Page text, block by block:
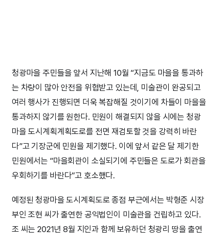
청광마을 주민들을 앞서 지난해 10월 “지금도 마을을 통과하
는 차량이 많아 안전을 위협받고 있는데, 미술관이 완공되고
여러 행사가 진행되면 더욱 복잡해질 것이기에 차들이 마을을
통과하지 않기를 원한다. 민원이 해결되지 않을 시에는 청광
마을 도시계획계획도로를 전면 재검토할 것을 강력히 바란
다”고 기장군에 민원을 제기했다. 이에 앞서 같은 달 제기한
민원에서는 “마을회관이 소실되기에 주민들은 도로가 회관을
우회하기를 바란다”고 호소했다.
예정된 청광마을 도시계획도로 종점 부근에서는 박형준 시장
부인 조현 씨가 출연한 공익법인이 미술관을 건립하고 있다.
조 씨는 2021년 8월 지인과 함께 보유하던 청광리 땅을 출연